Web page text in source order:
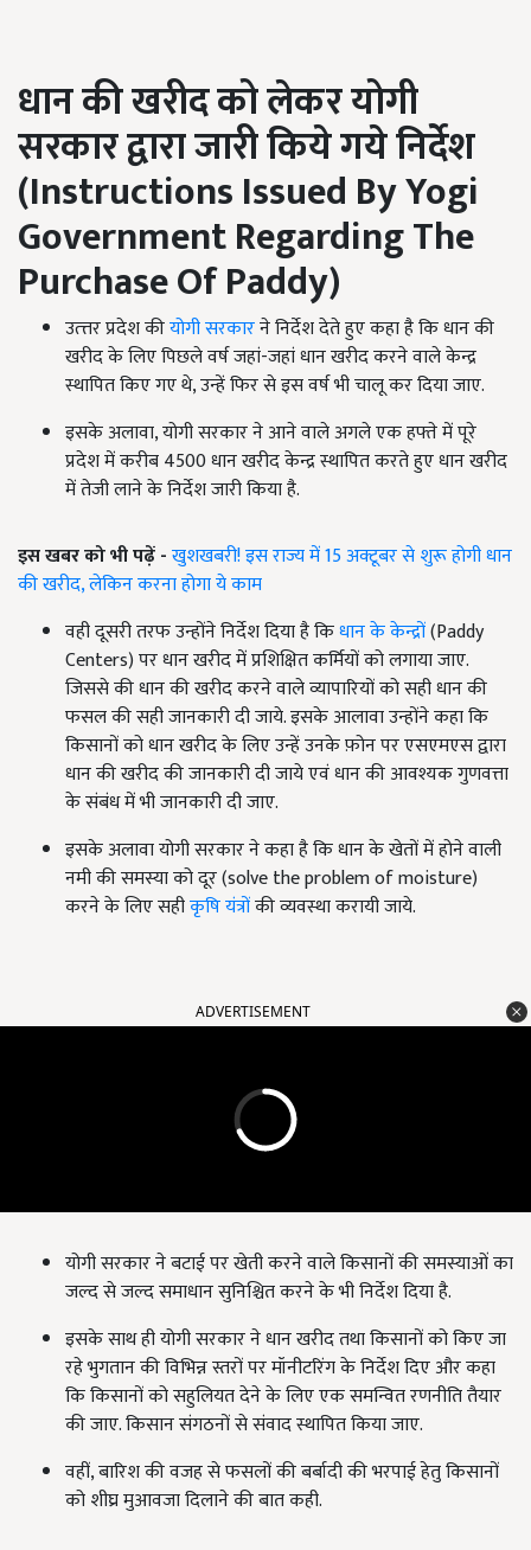
धान की खरीद को लेकर योगी
सरकार द्वारा जारी किये गये निर्देश
(Instructions Issued By Yogi
Government Regarding The
Purchase Of Paddy)
उत्त्तर प्रदेश कीयोगी सरकारने निर्देश देते हुए कहा है कि धान की
खरीद के लिए पिछले वर्ष जहां-जहां धान खरीद करने वाले केन्द्र
स्थापित किए गए थे, उन्हें फिर से इस वर्ष भी चालू कर दिया जाए.
इसके अलावा, योगी सरकार ने आने वाले अगले एक हफ्ते में पूरे
प्रदेश में करीब 4500 धान खरीद केन्द्र स्थापित करते हुए धान खरीद
में तेजी लाने के निर्देश जारी किया है.
इस खबर को भी पढ़ें -खुशखबरी! इस राज्य में 15 अक्टूबर से शुरू होगी धान
की खरीद, लेकिन करना होगा ये काम
वही दूसरी तरफ उन्होंने निर्देश दिया है किधान के केन्द्रों(Paddy
Centers) पर धान खरीद में प्रशिक्षित कर्मियों को लगाया जाए.
जिससे की धान की खरीद करने वाले व्यापारियों को सही धान की
फसल की सही जानकारी दी जाये. इसके आलावा उन्होंने कहा कि
किसानों को धान खरीद के लिए उन्हें उनके फ़ोन पर एसएमएस द्वारा
धान की खरीद की जानकारी दी जाये एवं धान की आवश्यक गुणवत्ता
के संबंध में भी जानकारी दी जाए.
इसके अलावा योगी सरकार ने कहा है कि धान के खेतों में होने वाली
नमी की समस्या को दूर (solve the problem of moisture)
करने के लिए सहीकृषि यंत्रोंकी व्यवस्था करायी जाये.
ADVERTISEMENT
योगी सरकार ने बटाई पर खेती करने वाले किसानों की समस्याओं का
जल्द से जल्द समाधान सुनिश्चित करने के भी निर्देश दिया है.
इसके साथ ही योगी सरकार ने धान खरीद तथा किसानों को किए जा
रहे भुगतान की विभिन्न स्तरों पर मॉनीटरिंग के निर्देश दिए और कहा
कि किसानों को सहुलियत देने के लिए एक समन्वित रणनीति तैयार
की जाए. किसान संगठनों से संवाद स्थापित किया जाए.
वहीं, बारिश की वजह से फसलों की बर्बादी की भरपाई हेतु किसानों
को शीघ्र मुआवजा दिलाने की बात कही.